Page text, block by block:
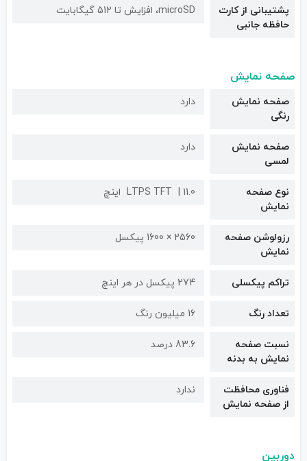
پشتیبانی از کارت
حافظه جانبی
microSD، افزایش تا 512 گیگابایت
صفحه نمایش
صفحه نمایش
رنگی
دارد
صفحه نمایش
لمسی
دارد
نوع صفحه
نمایش
LTPS TFT 11.0 اینچ
رزولوشن صفحه
نمایش
2560 × 1600 پیکسل
تراکم پیکسلی 274 پیکسل در هر اینچ
تعداد رنگ 16 میلیون رنگ
نسبت صفحه
نمایش به بدنه
83.6 درصد
فناوری محافظت
از صفحه نمایش
ندارد
دوربین